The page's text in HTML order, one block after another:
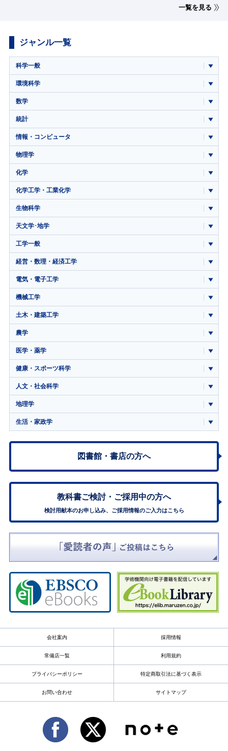
一覧を見る
ジャンル一覧
科学一般
環境科学
数学
統計
情報・コンピュータ
物理学
化学
化学工学・工業化学
生物科学
天文学･地学
工学一般
経営・数理・経済工学
電気・電子工学
機械工学
土木・建築工学
農学
医学・薬学
健康・スポーツ科学
人文・社会科学
地理学
生活・家政学
図書館・書店の方へ
教科書ご検討・ ご採用中の方へ
検討用献本のお申し込み、ご採用情報のご入力はこちら
会社案内 採用情報
常備店一覧 利用規約
プライバシーポリシー 特定商取引法に基づく表示
お問い合わせ サイトマップ